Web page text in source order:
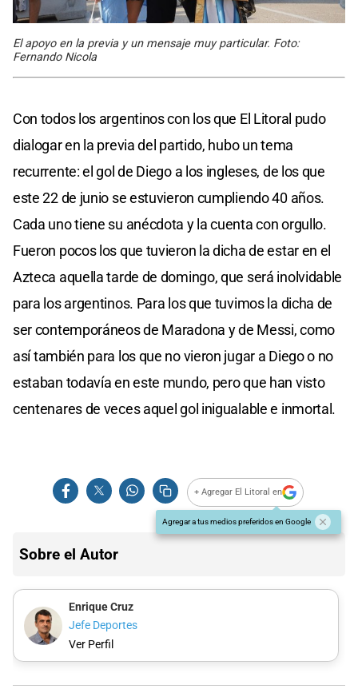
El apoyo en la previa y un mensaje muy particular. Foto:
Fernando Nicola
Con todos los argentinos con los que El Litoral pudo
dialogar en la previa del partido, hubo un tema
recurrente: el gol de Diego a los ingleses, de los que
este 22 de junio se estuvieron cumpliendo 40 años.
Cada uno tiene su anécdota y la cuenta con orgullo.
Fueron pocos los que tuvieron la dicha de estar en el
Azteca aquella tarde de domingo, que será inolvidable
para los argentinos. Para los que tuvimos la dicha de
ser contemporáneos de Maradona y de Messi, como
así también para los que no vieron jugar a Diego o no
estaban todavía en este mundo, pero que han visto
centenares de veces aquel gol inigualable e inmortal.
+ Agregar El Litoral en
Agregar a tus medios preferidos en Google
Sobre el Autor
Enrique Cruz
Jefe Deportes
Ver Perfil